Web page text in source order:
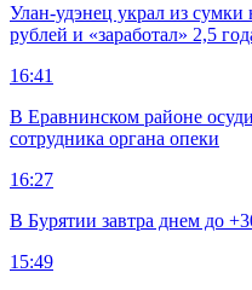
Улан-удэнец украл из сумки
рублей и «заработал» 2,5
16:41
В Еравнинском районе
сотрудника органа опеки
16:27
В Бурятии завтра днем до
15:49